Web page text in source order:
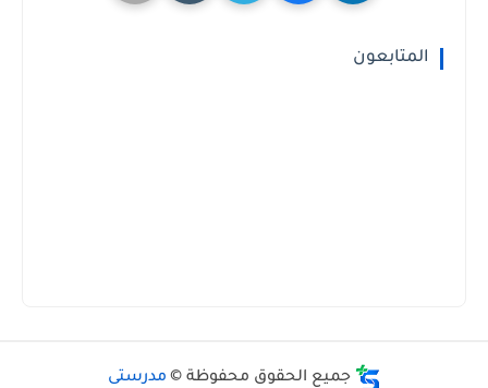
المتابعون
جميع الحقوق محفوظة ©مدرستى